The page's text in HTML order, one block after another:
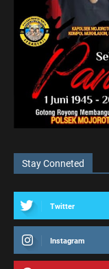
Stay Conneted
Twitter
Instagram